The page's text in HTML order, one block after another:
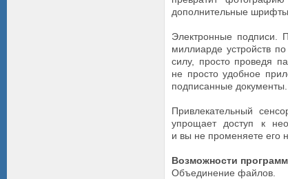
дополнительные шрифты
Электронные подписи.
миллиарде устройств
силу, просто проведя
не просто удобное
подписанные документы.
Привлекательный
упрощает доступ к
и вы не променяете его
Возможности
Объединение файлов.